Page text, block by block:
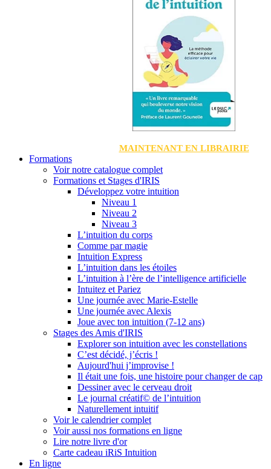
MAINTENANT EN LIBRAIRIE
Formations
Voir notre catalogue complet
Formations et Stages d'IRIS
Développez votre intuition
Niveau 1
Niveau 2
Niveau 3
L’intuition du corps
Comme par magie
Intuition Express
L’intuition dans les étoiles
L’intuition à l’ère de l’intelligence artificielle
Intuitez et Pariez
Une journée avec Marie-Estelle
Une journée avec Alexis
Joue avec ton intuition (7-12 ans)
Stages des Amis d'IRIS
Explorer son intuition avec les constellations
C’est décidé, j’écris !
Aujourd'hui j’improvise !
Il était une fois, une histoire pour changer de cap
Dessiner avec le cerveau droit
Le journal créatif© de l’intuition
Naturellement intuitif
Voir le calendrier complet
Voir aussi nos formations en ligne
Lire notre livre d'or
Carte cadeau iRiS Intuition
En ligne